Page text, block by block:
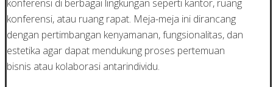
konferensi di berbagai lingkungan seperti kantor, ruang
konferensi, atau ruang rapat. Meja-meja ini dirancang
dengan pertimbangan kenyamanan, fungsionalitas, dan
estetika agar dapat mendukung proses pertemuan
bisnis atau kolaborasi antarindividu.